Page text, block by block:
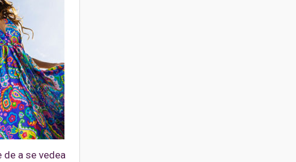
a se vedea